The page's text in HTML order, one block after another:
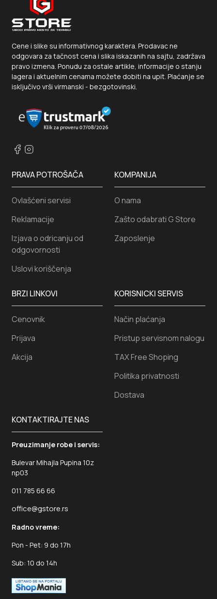
Cene i slike su informativnog karaktera. Prodavac ne
odgovara za tačnost cena i slika iskazanih na sajtu, zadržava
pravo izmena. Ponudu za ostale artikle, informacije o stanju
lagera i aktuelnim cenama možete dobiti na upit. Plaćanje se
isključivo vrši virmanski - bezgotovinski.
KORISNICKI SERVIS
Način plaćanja
Pristup servisnom nalogu
TAX Free Shoping
Politika privatnosti
Dostava
PRAVA POTROŠAČA
Ovlašćeni servisi
Reklamacije
Izjava o odricanju od
odgovornosti
Uslovi koriščenja
KONTAKTIRAJTE NAS
Preuzimanje robe i servis:
Bulevar Mihajla Pupina 10z
np03
011 785 66 66
office@gstore.rs
Radno vreme:
Pon - Pet: 9 do 17h
Sub: 10 do 14h
KOMPANIJA
O nama
Zašto odabrati G Store
Zaposlenje
BRZI LINKOVI
Cenovnik
Prijava
Akcija